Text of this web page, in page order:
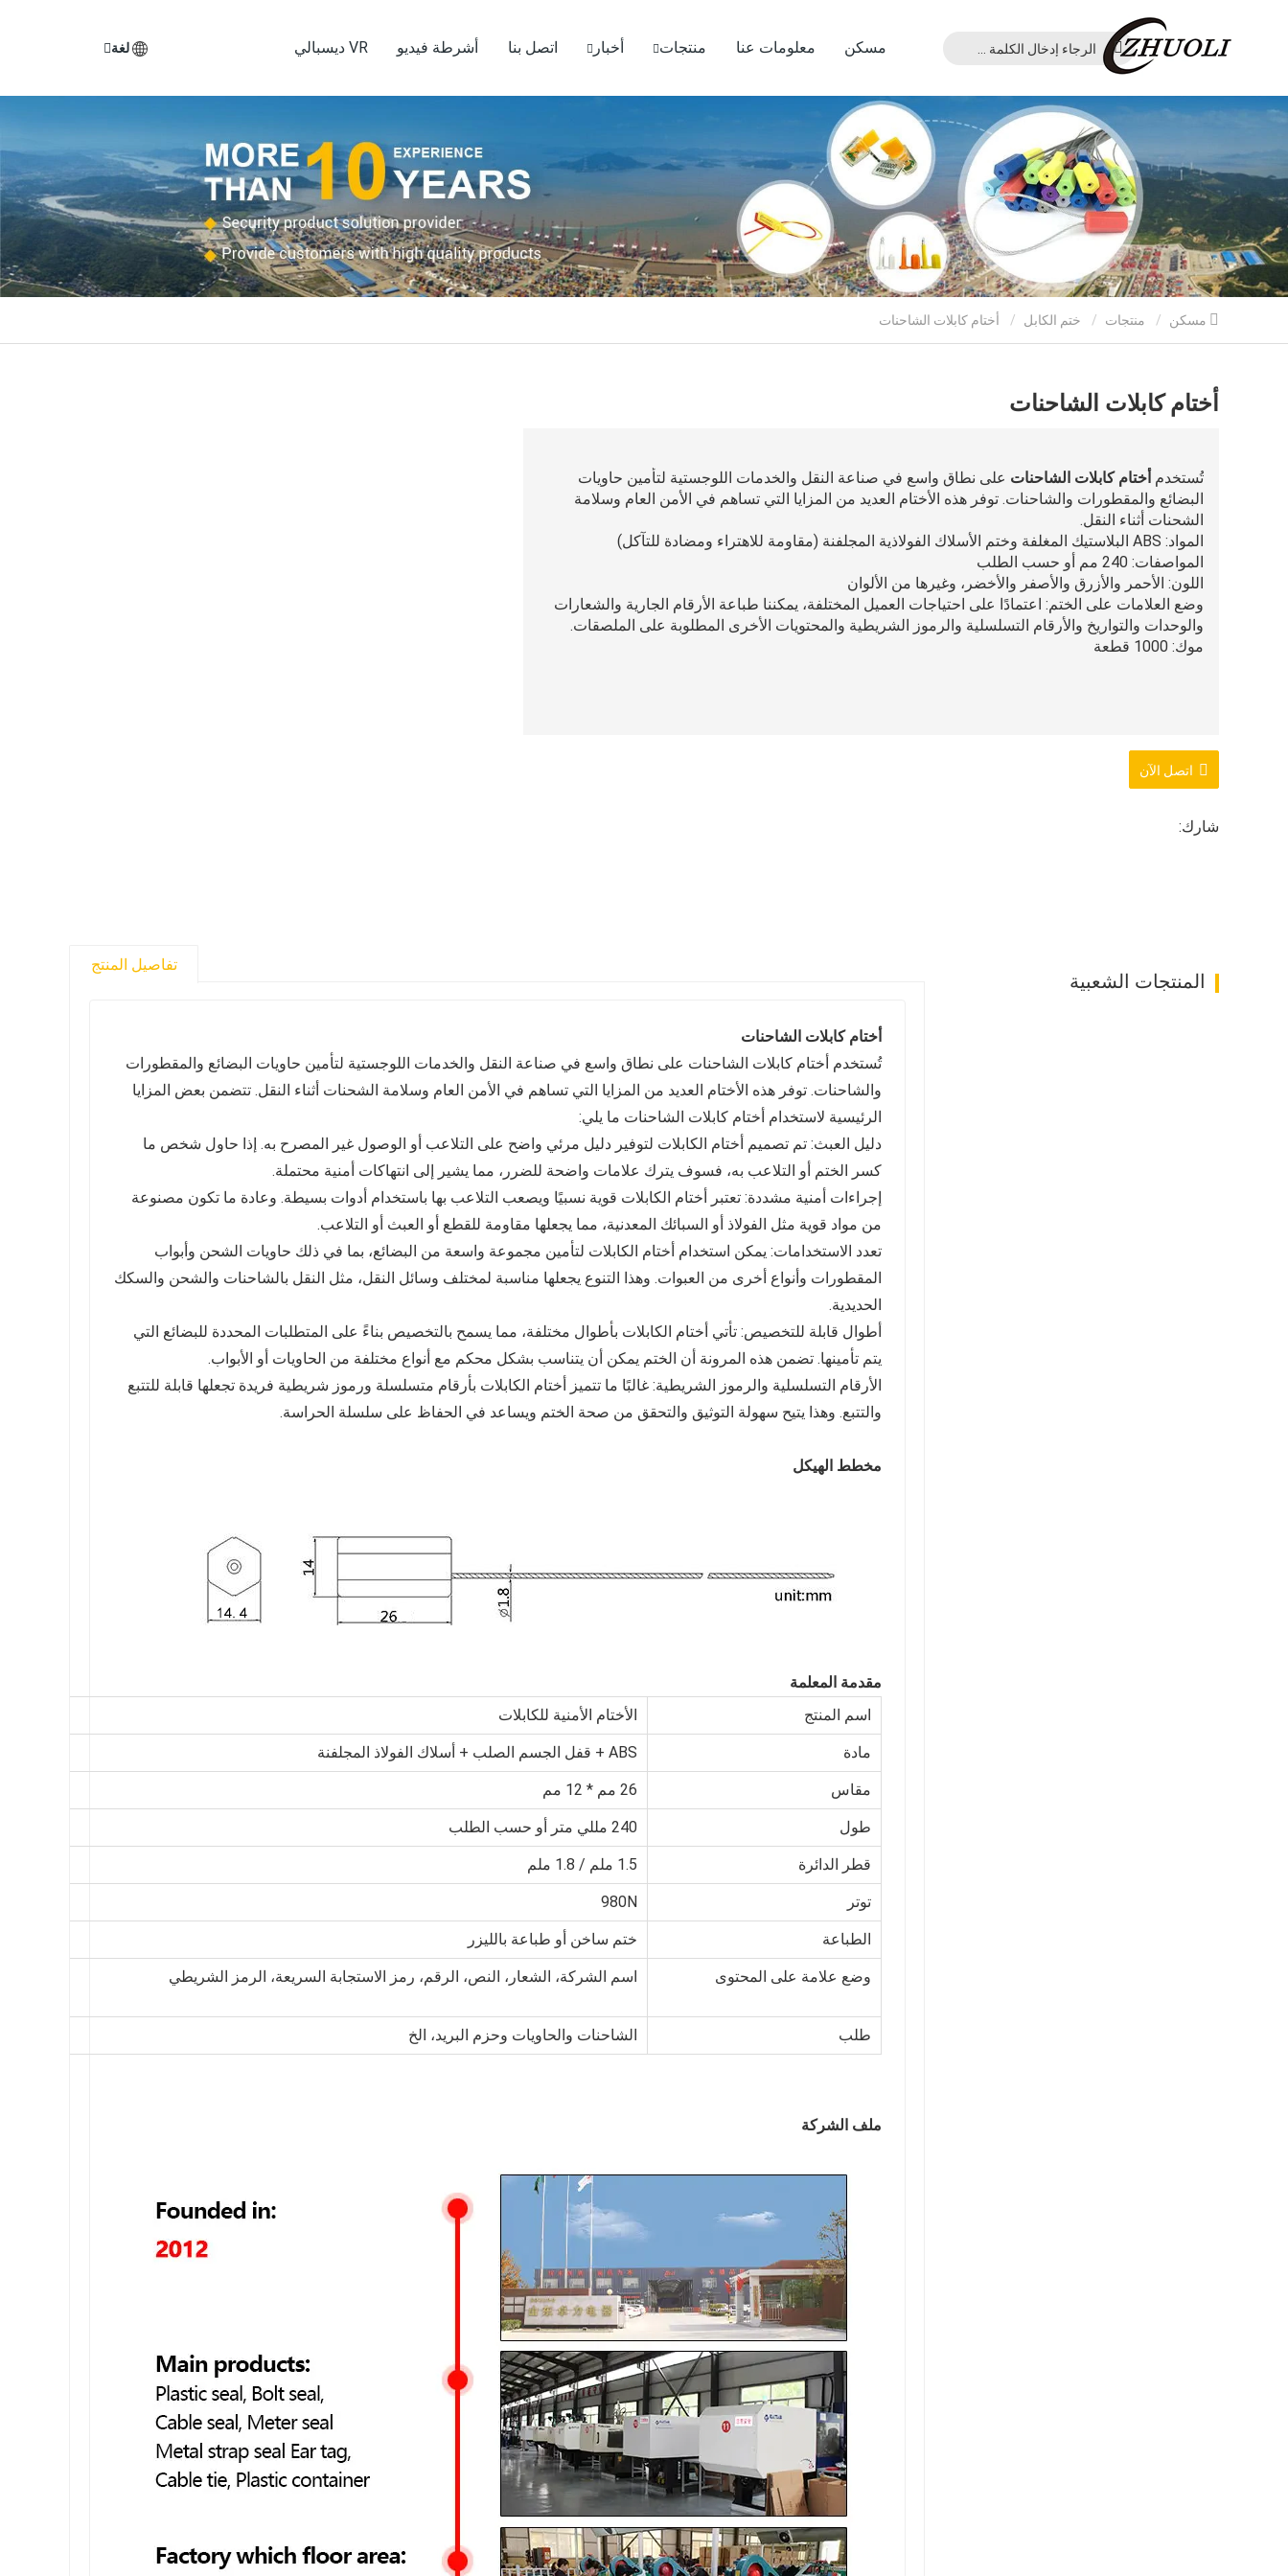
مسكن معلومات عنا منتجات أخبار اتصل بنا أشرطة فيديو VR ديسبالي لغة
منتجات ختم الكابل
أختام كابلات الشاحنات
تُستخدم أختام كابلات الشاحنات على نطاق واسع في صناعة النقل والخدمات اللوجستية لتأمين حاويات
البضائع والمقطورات والشاحنات. توفر هذه الأختام العديد من المزايا التي تساهم في الأمن العام وسلامة
الشحنات أثناء النقل.
المواد: ABS البلاستيك المغلفة وختم الأسلاك الفولاذية المجلفنة (مقاومة للاهتراء ومضادة للتآكل)
المواصفات: 240 مم أو حسب الطلب
اللون: الأحمر والأزرق والأصفر والأخضر، وغيرها من الألوان
وضع العلامات على الختم: اعتمادًا على احتياجات العميل المختلفة، يمكننا طباعة الأرقام الجارية والشعارات
والوحدات والتواريخ والأرقام التسلسلية والرموز الشريطية والمحتويات الأخرى المطلوبة على الملصقات.
موك: 1000 قطعة
اتصل الآن
شارك:
تفاصيل المنتج
أختام كابلات الشاحنات
تُستخدم أختام كابلات الشاحنات على نطاق واسع في صناعة النقل والخدمات اللوجستية لتأمين حاويات البضائع والمقطورات
والشاحنات. توفر هذه الأختام العديد من المزايا التي تساهم في الأمن العام وسلامة الشحنات أثناء النقل. تتضمن بعض المزايا
الرئيسية لاستخدام أختام كابلات الشاحنات ما يلي:
دليل العبث: تم تصميم أختام الكابلات لتوفير دليل مرئي واضح على التلاعب أو الوصول غير المصرح به. إذا حاول شخص ما
كسر الختم أو التلاعب به، فسوف يترك علامات واضحة للضرر، مما يشير إلى انتهاكات أمنية محتملة.
إجراءات أمنية مشددة: تعتبر أختام الكابلات قوية نسبيًا ويصعب التلاعب بها باستخدام أدوات بسيطة. وعادة ما تكون مصنوعة
من مواد قوية مثل الفولاذ أو السبائك المعدنية، مما يجعلها مقاومة للقطع أو العبث أو التلاعب.
تعدد الاستخدامات: يمكن استخدام أختام الكابلات لتأمين مجموعة واسعة من البضائع، بما في ذلك حاويات الشحن وأبواب
المقطورات وأنواع أخرى من العبوات. وهذا التنوع يجعلها مناسبة لمختلف وسائل النقل، مثل النقل بالشاحنات والشحن والسكك
الحديدية.
أطوال قابلة للتخصيص: تأتي أختام الكابلات بأطوال مختلفة، مما يسمح بالتخصيص بناءً على المتطلبات المحددة للبضائع التي
يتم تأمينها. تضمن هذه المرونة أن الختم يمكن أن يتناسب بشكل محكم مع أنواع مختلفة من الحاويات أو الأبواب.
الأرقام التسلسلية والرموز الشريطية: غالبًا ما تتميز أختام الكابلات بأرقام متسلسلة ورموز شريطية فريدة تجعلها قابلة للتتبع
والتتبع. وهذا يتيح سهولة التوثيق والتحقق من صحة الختم ويساعد في الحفاظ على سلسلة الحراسة.
مخطط الهيكل
مقدمة المعلمة
اسم المنتج
الأختام الأمنية للكابلات
مادة ABS + قفل الجسم الصلب + أسلاك الفولاذ المجلفنة
مقاس 26 مم * 12 مم
طول 240 مللي متر أو حسب الطلب
قطر الدائرة 1.5 ملم / 1.8 ملم
توتر 980N
الطباعة ختم ساخن أو طباعة بالليزر
وضع علامة على المحتوى اسم الشركة، الشعار، النص، الرقم، رمز الاستجابة السريعة، الرمز الشريطي
طلب الشاحنات والحاويات وحزم البريد، الخ
ملف الشركة
المنتجات الشعبية